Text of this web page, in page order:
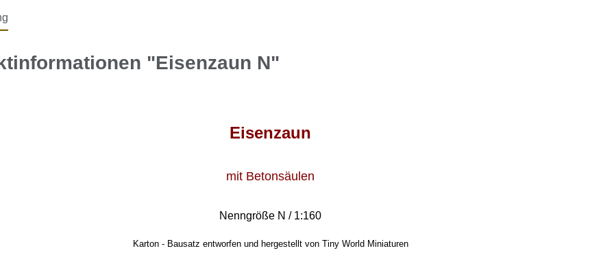
"Eisenzaun N"
Eisenzaun
mit Betonsäulen
Nenngröße N / 1:160
Karton - Bausatz entworfen und hergestellt von Tiny World Miniaturen